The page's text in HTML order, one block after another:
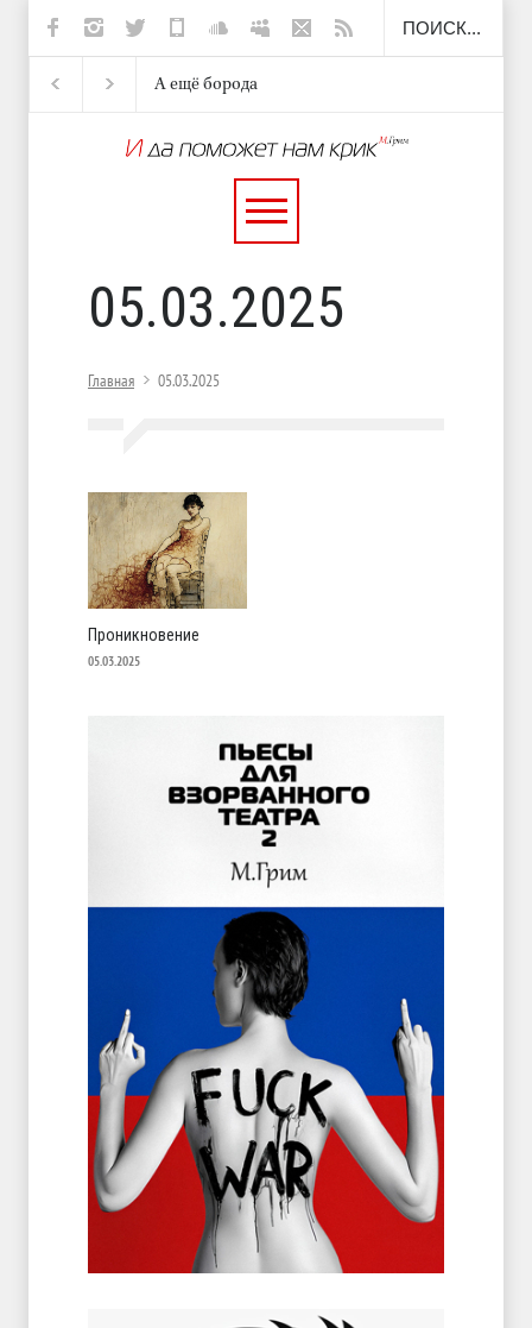
А ещё борода
05.03.2025
Главная 05.03.2025
Проникновение
05.03.2025